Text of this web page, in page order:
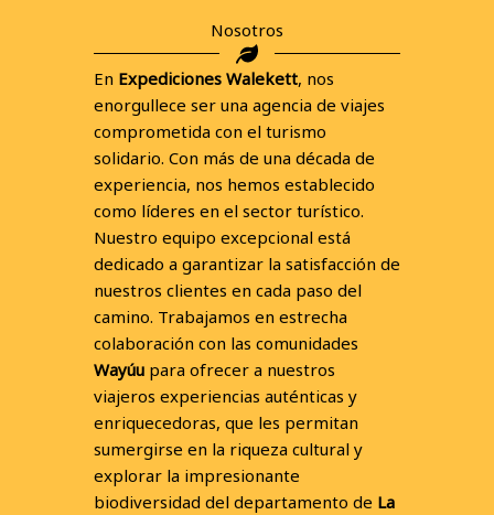
Nosotros
En Expediciones Walekett, nos
enorgullece ser una agencia de viajes
comprometida con el turismo
solidario. Con más de una década de
experiencia, nos hemos establecido
como líderes en el sector turístico.
Nuestro equipo excepcional está
dedicado a garantizar la satisfacción de
nuestros clientes en cada paso del
camino. Trabajamos en estrecha
colaboración con las comunidades
Wayúu para ofrecer a nuestros
viajeros experiencias auténticas y
enriquecedoras, que les permitan
sumergirse en la riqueza cultural y
explorar la impresionante
biodiversidad del departamento de La